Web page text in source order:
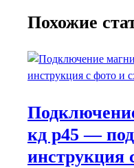
Похожие
кд р45 —
инструкция